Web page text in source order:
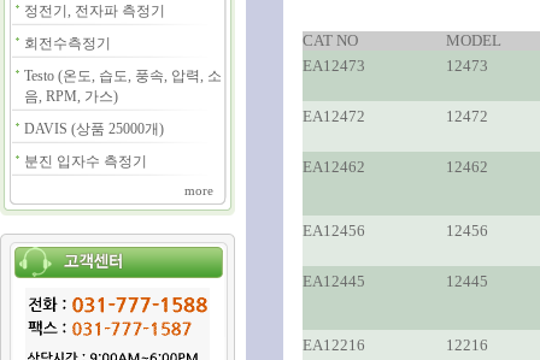
정전기, 전자파 측정기
회전수측정기
Testo (온도, 습도, 풍속, 압력, 소
음, RPM, 가스)
DAVIS (상품 25000개)
분진 입자수 측정기
more
CAT NO
MODEL
EA12473
12473
EA12472 12472
EA12462 12462
EA12456 12456
EA12445 12445
EA12216 12216